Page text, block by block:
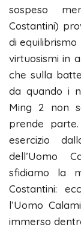
sospeso
Costantini)
di equilibrismo
virtuosismi in
che sulla
da quando i
Ming 2 non
prende
esercizio
dell’Uomo
sfidiamo la
Costantini:
l’Uomo
immerso